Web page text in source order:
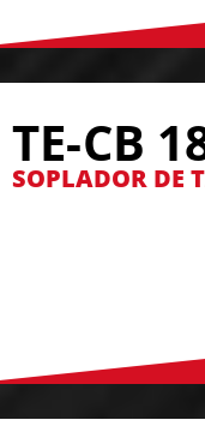
TE-CB
SOPLADOR DE